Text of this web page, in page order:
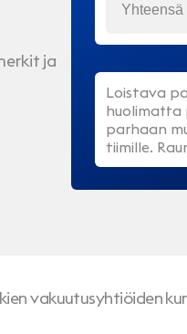
ja
Yhteensä
Loistava
huolimatta
parhaan
tiimille.
vakuutusyhtiöiden